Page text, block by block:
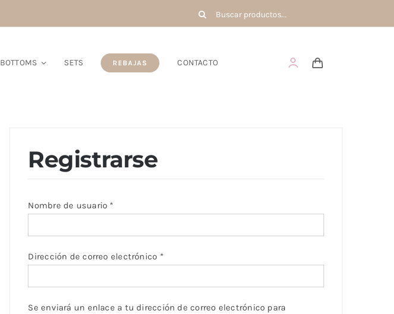
Buscar:
BOTTOMS SETS REBAJAS CONTACTO
Registrarse
Nombre de usuario *Obligatorio
Dirección de correo electrónico *Obligatorio
Se enviará un enlace a tu dirección de correo electrónico para